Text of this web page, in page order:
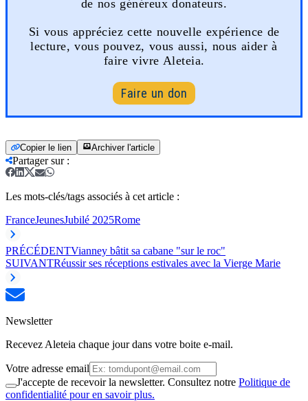
de nos généreux donateurs.
Si vous appréciez cette nouvelle expérience de
lecture, vous pouvez, vous aussi, nous aider à
faire vivre Aleteia.
Faire un don
Copier le lien Archiver l'article
Partager sur:
Les mots-clés/tags associés à cet article :
FranceJeunesJubilé 2025Rome
PRÉCÉDENTVianney bâtit sa cabane "sur le roc"
SUIVANTRéussir ses réceptions estivales avec la Vierge Marie
Newsletter
Recevez Aleteia chaque jour dans votre boite e-mail.
Votre adresse email
J'accepte de recevoir la newsletter. Consultez notre Politique de
confidentialité pour en savoir plus.